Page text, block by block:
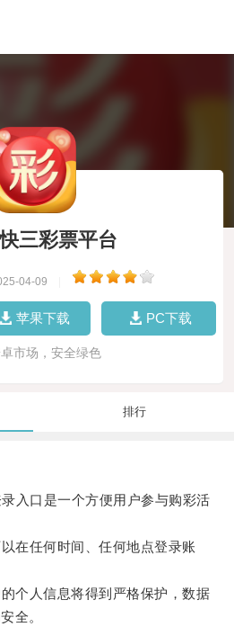
三彩票平台
04-09
苹果下载 PC下载
市场，安全绿色
排行
口是一个方便用户参与购彩活
任何时间、任何地点登录账
人信息将得到严格保护，数据
全。